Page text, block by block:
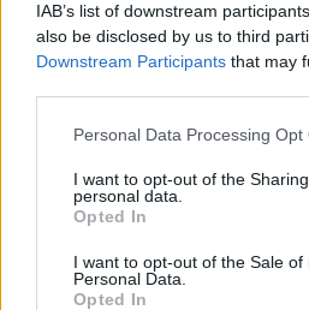
IAB’s list of downstream
also be disclosed by us to third
Downstream Participants that may
Personal Data Processing Opt
I want to opt-out of the
personal data.
Opted In
I want to opt-out of the Sale of
Personal Data.
Opted In